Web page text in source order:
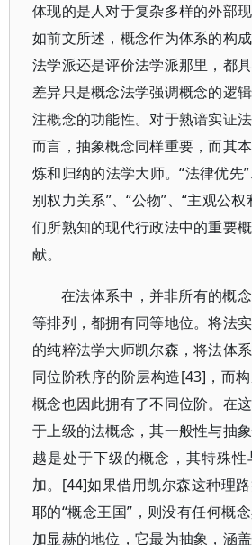
体现的是人对于复杂多样的外部现
如前文所述，概念作为体系的构
法学派还是评价法学派那里，都
差异只是概念法学强调概念的逻
注概念的功能性。对于熟谙实证
而言，抽象概念同样重要，而其
炼和归纳的法学大师。“法律优先
别权力关系”、“公物”、“主观公
们所熟知的现代行政法中的重要
献。
在法体系中，并非所有的概
等排列，都拥有同等地位。将法
的纯粹法学大师凯尔森，将法体
同位阶秩序的阶层构造[43]，而
概念也因此拥有了不同位阶。在
于上级的法概念，其一般性与抽
越是处于下级的概念，其特殊
加。[44]如果借用凯尔森这种理
耶的“概念王国”，则没有任何概
加显赫的地位，它最为抽象，涵